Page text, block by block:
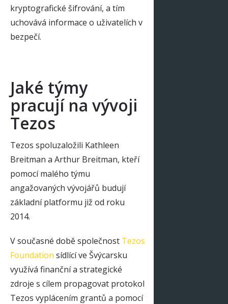
kryptografické šifrování, a tím
uchovává informace o uživatelích v
bezpečí.
Jaké týmy
pracují na vývoji
Tezos
Tezos spoluzaložili Kathleen
Breitman a Arthur Breitman, kteří
pomocí malého týmu
angažovaných vývojářů budují
základní platformu již od roku
2014.
V současné době společnost Tezos
Foundation sídlící ve Švýcarsku
využívá finanční a strategické
zdroje s cílem propagovat protokol
Tezos vyplácením grantů a pomocí